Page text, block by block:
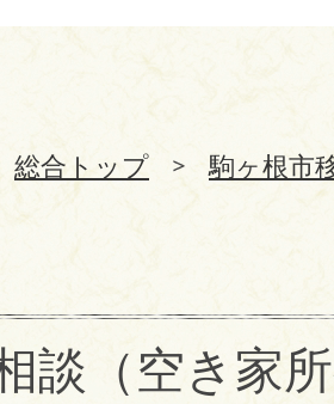
総合トップ 駒ヶ根市
談（空き家